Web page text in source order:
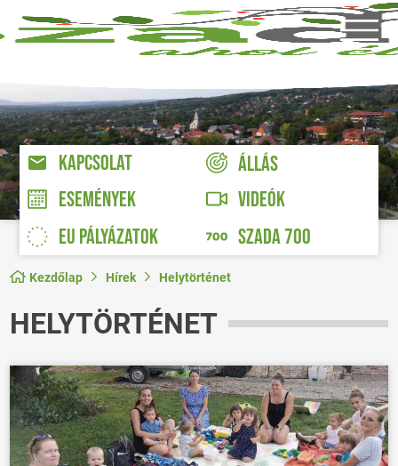
KAPCSOLAT
ÁLLÁS
ESEMÉNYEK
VIDEÓK
EU PÁLYÁZATOK
SZADA 700
Kezdőlap Hírek Helytörténet
HELYTÖRTÉNET